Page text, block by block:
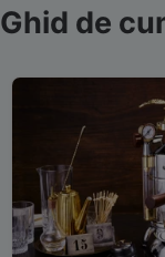
Ghid de